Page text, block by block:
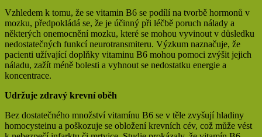
Vzhledem k tomu, že se vitamin B6 se podílí na tvorbě hormonů v
mozku, předpokládá se, že je účinný při léčbě poruch nálady a
některých onemocnění mozku, které se mohou vyvinout v důsledku
nedostatečných funkcí neurotransmiteru. Výzkum naznačuje, že
pacienti užívající doplňky vitaminu B6 mohou pomoci zvýšit jejich
náladu, zažít méně bolesti a vyhnout se nedostatku energie a
koncentrace.
Udržuje zdravý krevní oběh
Bez dostatečného množství vitamínu B6 se v těle zvyšují hladiny
homocysteinu a poškozuje se obložení krevních cév, což může vést